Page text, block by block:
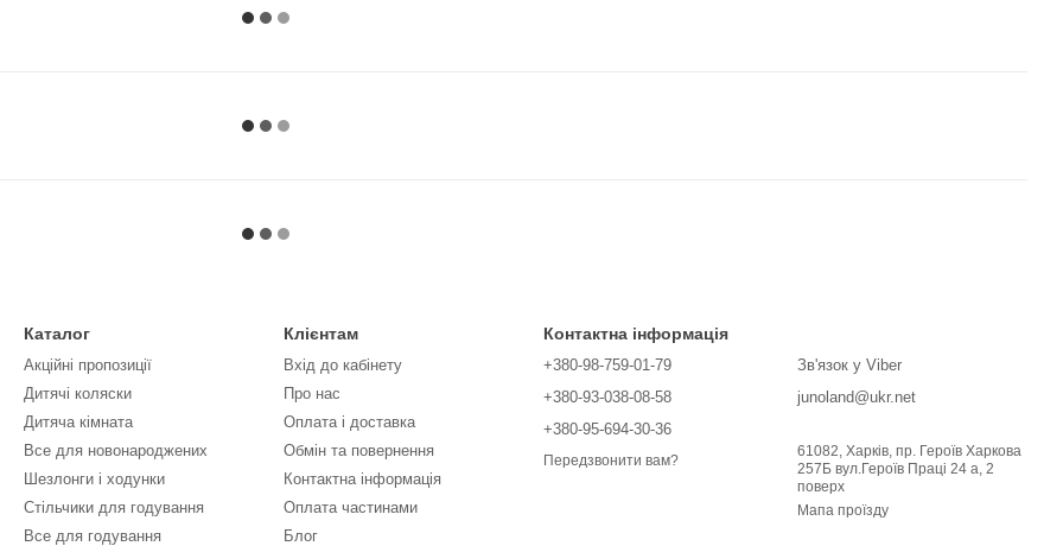
Каталог
Акційні пропозиції
Дитячі коляски
Дитяча кімната
Все для новонароджених
Шезлонги і ходунки
Стільчики для годування
Все для годування
Клієнтам
Вхід до кабінету
Про нас
Оплата і доставка
Обмін та повернення
Контактна інформація
Оплата частинами
Блог
Контактна інформація
+380-98-759-01-79
+380-93-038-08-58
+380-95-694-30-36
Передзвонити вам?
Зв'язок у Viber
junoland@ukr.net
61082, Харків, пр. Героїв Харкова
257Б вул.Героїв Праці 24 а, 2
поверх
Мапа проїзду